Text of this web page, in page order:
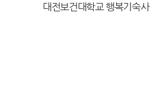
대전보건대학교 행복기숙사